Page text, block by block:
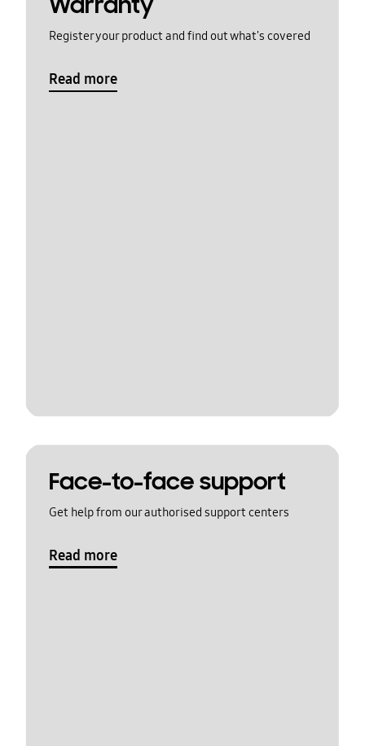
Register your product and find out what's covered
Read more
Face-to-face support
Get help from our authorised support centers
Read more